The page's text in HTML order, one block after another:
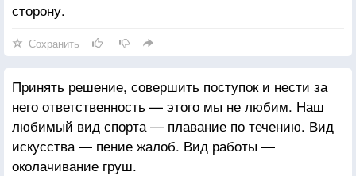
сторону.
Сохранить
Принять решение, совершить поступок и нести за
него ответственность — этого мы не любим. Наш
любимый вид спорта — плавание по течению. Вид
искусства — пение жалоб. Вид работы —
околачивание груш.